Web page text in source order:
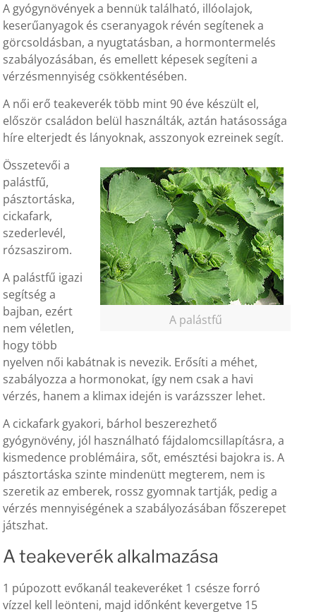
A gyógynövények a bennük található, illóolajok,
keserűanyagok és cseranyagok révén segítenek a
görcsoldásban, a nyugtatásban, a hormontermelés
szabályozásában, és emellett képesek segíteni a
vérzésmennyiség csökkentésében.
A női erő teakeverék több mint 90 éve készült el,
először családon belül használták, aztán hatásossága
híre elterjedt és lányoknak, asszonyok ezreinek segít.
A palástfű
Összetevői a
palástfű,
pásztortáska,
cickafark,
szederlevél,
rózsaszirom.
A palástfű igazi
segítség a
bajban, ezért
nem véletlen,
hogy több
nyelven női kabátnak is nevezik. Erősíti a méhet,
szabályozza a hormonokat, így nem csak a havi
vérzés, hanem a klimax idején is varázsszer lehet.
A cickafark gyakori, bárhol beszerezhető
gyógynövény, jól használható fájdalomcsillapításra, a
kismedence problémáira, sőt, emésztési bajokra is. A
pásztortáska szinte mindenütt megterem, nem is
szeretik az emberek, rossz gyomnak tartják, pedig a
vérzés mennyiségének a szabályozásában főszerepet
játszhat.
A teakeverék alkalmazása
1 púpozott evőkanál teakeveréket 1 csésze forró
vízzel kell leönteni, majd időnként kevergetve 15